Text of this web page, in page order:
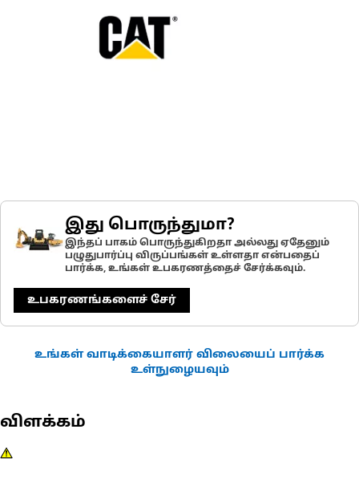
இது பொருந்துமா?
இந்தப் பாகம் பொருந்துகிறதா அல்லது ஏதேனும்
பழுதுபார்ப்பு விருப்பங்கள் உள்ளதா என்பதைப்
பார்க்க, உங்கள் உபகரணத்தைச் சேர்க்கவும்.
உபகரணங்களைச் சேர்
உங்கள் வாடிக்கையாளர் விலையைப் பார்க்க
உள்நுழையவும்
விளக்கம்